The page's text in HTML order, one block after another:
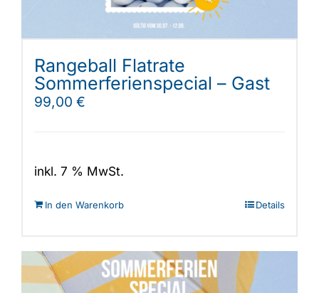
Rangeball Flatrate
Sommerferienspecial – Gast
99,00 €
inkl. 7 % MwSt.
In den Warenkorb Details